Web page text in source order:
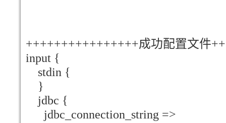
++++++++++++++++成功配置文件
input {
stdin {
}
jdbc {
jdbc_connection_string =>